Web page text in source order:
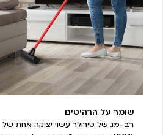
שומר על הרהיטים
רב-מג של טירולר עשוי יציקה אחת של